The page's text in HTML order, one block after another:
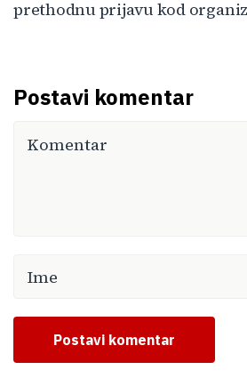
prethodnu prijavu kod
Postavi komentar
Postavi komentar